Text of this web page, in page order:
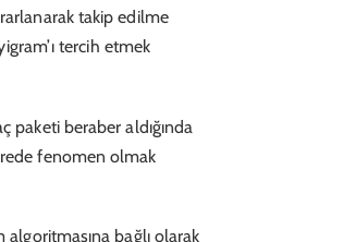
takip edilme
tercih etmek
paketi beraber aldığında
fenomen olmak
bağlı olarak